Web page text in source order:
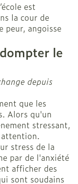
est
la cour de
peur, angoisse
le
depuis
que les
Alors qu'un
stressant,
stress de la
par de l'anxiété
afficher des
sont soudains